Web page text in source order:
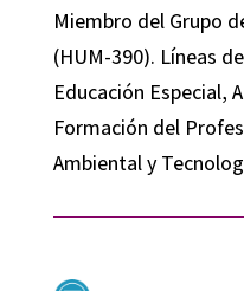
Miembro del Grupo
(HUM-390). Líneas
Educación Especial,
Formación del
Ambiental y